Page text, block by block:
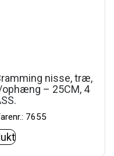
nisse, træ,
– 25CM, 4
7655